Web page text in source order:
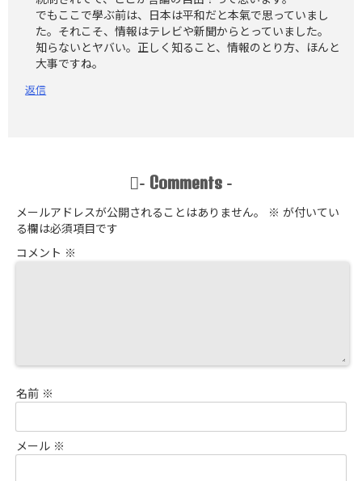
でもここで學ぶ前は、日本は平和だと本氣で思っていまし
た。それこそ、情報はテレビや新聞からとっていました。
知らないとヤバい。正しく知ること、情報のとり方、ほんと
大事ですね。
返信
- Comments -
メールアドレスが公開されることはありません。 ※ が付いてい
る欄は必須項目です
コメント ※
名前 ※
メール ※